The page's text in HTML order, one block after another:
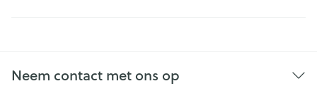
Neem contact met ons op